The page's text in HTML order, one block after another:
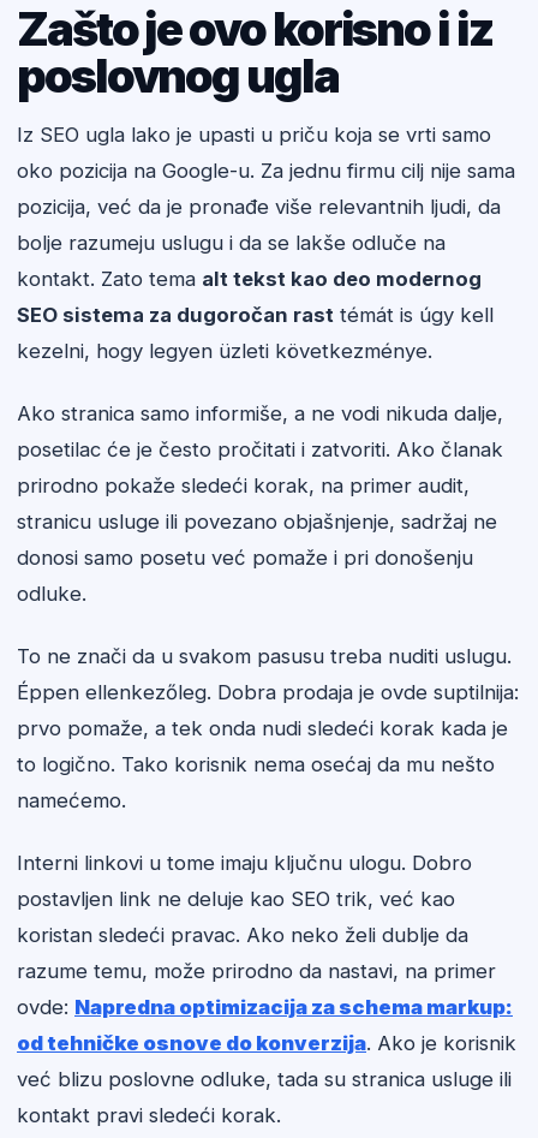
Zašto je ovo korisno i iz
poslovnog ugla
Iz SEO ugla lako je upasti u priču koja se vrti samo
oko pozicija na Google-u. Za jednu firmu cilj nije sama
pozicija, već da je pronađe više relevantnih ljudi, da
bolje razumeju uslugu i da se lakše odluče na
kontakt. Zato tema alt tekst kao deo modernog
SEO sistema za dugoročan rast témát is úgy kell
kezelni, hogy legyen üzleti következménye.
Ako stranica samo informiše, a ne vodi nikuda dalje,
posetilac će je često pročitati i zatvoriti. Ako članak
prirodno pokaže sledeći korak, na primer audit,
stranicu usluge ili povezano objašnjenje, sadržaj ne
donosi samo posetu već pomaže i pri donošenju
odluke.
To ne znači da u svakom pasusu treba nuditi uslugu.
Éppen ellenkezőleg. Dobra prodaja je ovde suptilnija:
prvo pomaže, a tek onda nudi sledeći korak kada je
to logično. Tako korisnik nema osećaj da mu nešto
namećemo.
Interni linkovi u tome imaju ključnu ulogu. Dobro
postavljen link ne deluje kao SEO trik, već kao
koristan sledeći pravac. Ako neko želi dublje da
razume temu, može prirodno da nastavi, na primer
ovde: Napredna optimizacija za schema markup:
od tehničke osnove do konverzija. Ako je korisnik
već blizu poslovne odluke, tada su stranica usluge ili
kontakt pravi sledeći korak.